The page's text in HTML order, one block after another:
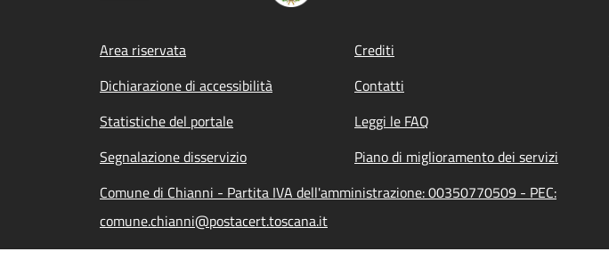
Footer menu
Area riservata Crediti
Dichiarazione di accessibilità
Contatti
Statistiche del portale
Leggi le FAQ
Segnalazione disservizio
Piano di miglioramento dei servizi
Comune di Chianni - Partita IVA dell'amministrazione: 00350770509 - PEC:
comune.chianni@postacert.toscana.it